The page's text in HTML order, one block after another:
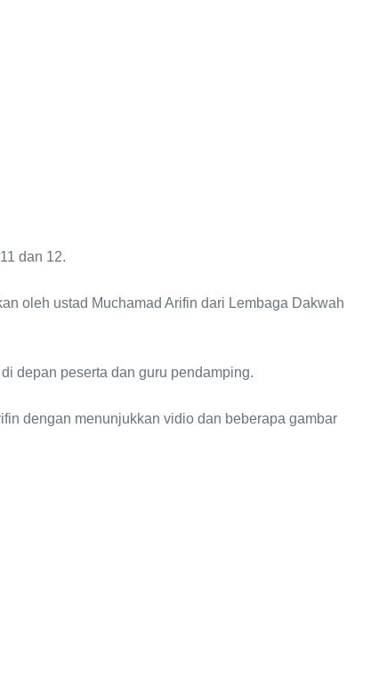
dan 12.
oleh ustad Muchamad Arifin dari Lembaga Dakwah
depan peserta dan guru pendamping.
dengan menunjukkan vidio dan beberapa gambar